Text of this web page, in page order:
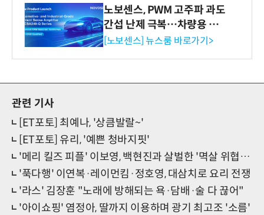
노보센스, PWM 고주파 과도
간섭 난제 극복…차량용 전
류 감지 증폭기
[노보센스] 뉴스룸 바로가기>
관련 기사
[ET포토] 최예나, '상큼발랄~'
[ET포토] 유리, '예쁜 청바지핏'
'메리 킬즈 피플' 이보영, 백현진과 살벌한 '멱살 위협 대치'
'푹다행' 이연복·레이먼킴·정호영, 대삼치로 요리 전쟁
'라스' 김장훈 "노래에 방해되는 욕·담배·술 다 끊어"
'아이쇼핑' 염정아, 딸까지 이용하며 광기 최고조 '소름'